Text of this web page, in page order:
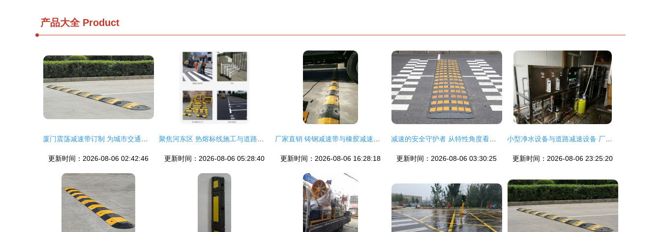
产品大全Product
更新时间：2026-08-06 02:42:46 更新时间：2026-08-06 05:28:40 更新时间：2026-08-06 16:28:18 更新时间：2026-08-06 03:30:25 更新时间：2026-08-06 23:25:20